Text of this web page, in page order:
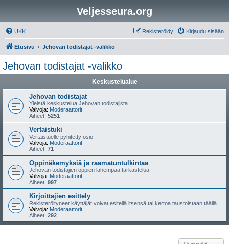
Veljesseura.org
UKK Kirjaudu sisään
Rekisteröidy
Etusivu Jehovan todistajat -valikko
Jehovan todistajat -valikko
Keskustelualue
Jehovan todistajat
Yleistä keskustelua Jehovan todistajista.
Valvoja: Moderaattorit
Aiheet: 5251
Vertaistuki
Vertaistuelle pyhitetty osio.
Valvoja: Moderaattorit
Aiheet: 71
Oppinäkemyksiä ja raamatuntulkintaa
Jehovan todistajien oppien lähempää tarkastelua
Valvoja: Moderaattorit
Aiheet: 997
Kirjoittajien esittely
Rekisteröityneet käyttäjät voivat esitellä itsensä tai kertoa taustoistaan täällä.
Valvoja: Moderaattorit
Aiheet: 292